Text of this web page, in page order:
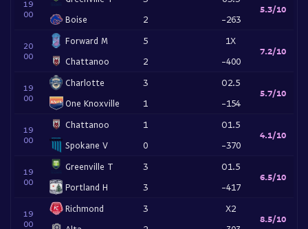
19
00
Boise
2
-263
5.3/10
20
00
Forward M
Chattanoo
5
2
1X
-400
7.2/10
19
00
Charlotte
One Knoxville
3
1
O2.5
-154
5.7/10
19
00
Chattanoo
Spokane V
1
0
O1.5
-370
4.1/10
19
00
Greenville T
Portland H
3
3
O1.5
-417
6.5/10
19
00
Richmond
3
X2
8.5/10